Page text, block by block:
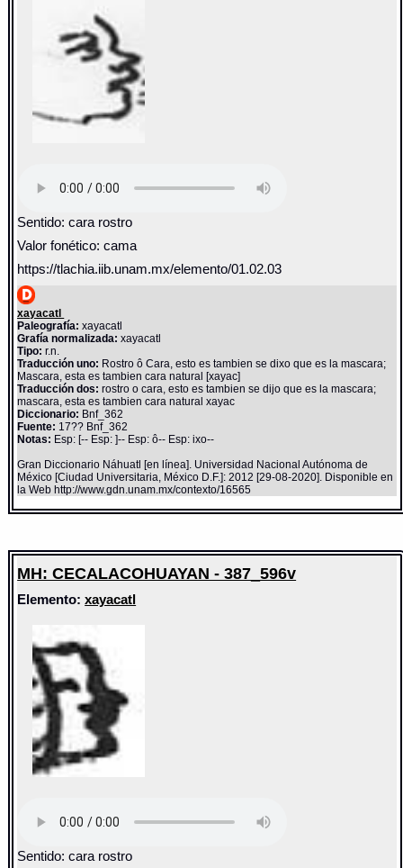
Sentido: cara rostro
Valor fonético: cama
https://tlachia.iib.unam.mx/elemento/01.02.03
xayacatl
Paleografía: xayacatl
Grafía normalizada: xayacatl
Tipo: r.n.
Traducción uno: Rostro ô Cara, esto es tambien se dixo que es la mascara;
Mascara, esta es tambien cara natural [xayac]
Traducción dos: rostro o cara, esto es tambien se dijo que es la mascara;
mascara, esta es tambien cara natural xayac
Diccionario: Bnf_362
Fuente: 17?? Bnf_362
Notas: Esp: [-- Esp: ]-- Esp: ô-- Esp: ixo--
Gran Diccionario Náhuatl [en línea]. Universidad Nacional Autónoma de
México [Ciudad Universitaria, México D.F.]: 2012 [29-08-2020]. Disponible en
la Web http://www.gdn.unam.mx/contexto/16565
MH: CECALACOHUAYAN - 387_596v
Elemento:xayacatl
Sentido: cara rostro